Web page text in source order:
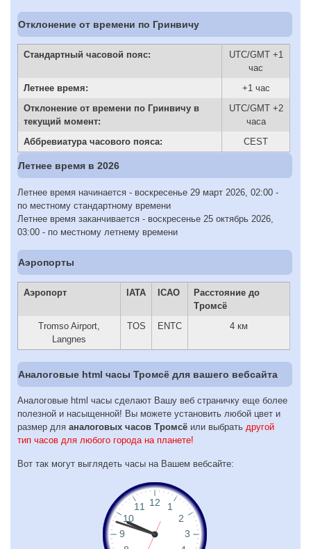
Отклонение от времени по Гринвичу
Стандартный часовой пояс:
UTC/GMT +1
час
Летнее время:
+1 час
Отклонение от времени по Гринвичу в
текущий момент:
UTC/GMT +2
часа
Аббревиатура часового пояса:
CEST
Летнее время в 2026
Летнее время начинается - воскресенье 29 март 2026, 02:00 -
по местному стандартному времени
Летнее время заканчивается - воскресенье 25 октябрь 2026,
03:00 - по местному летнему времени
Аэропорты
Аэропорт IATA ICAO
Расстояние до
Тромсё
Tromso Airport,
Langnes
TOS ENTC 4 км
Аналоговые html часы Тромсё для вашего вебсайта
Аналоговые html часы сделают Вашу веб страничку еще более
полезной и насыщенной! Вы можете установить любой цвет и
размер для аналоговых часов Тромсё или выбрать другой
тип часов для любого города на планете!
Вот так могут выглядеть часы на Вашем вебсайте: